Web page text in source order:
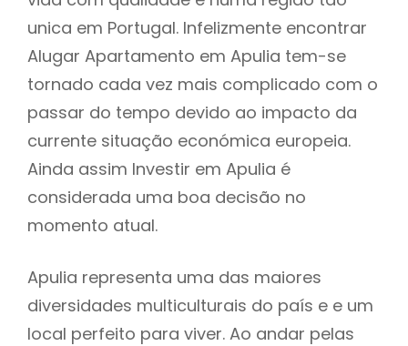
unica em Portugal. Infelizmente encontrar
Alugar Apartamento em Apulia tem-se
tornado cada vez mais complicado com o
passar do tempo devido ao impacto da
currente situação económica europeia.
Ainda assim Investir em Apulia é
considerada uma boa decisão no
momento atual.
Apulia representa uma das maiores
diversidades multiculturais do país e e um
local perfeito para viver. Ao andar pelas